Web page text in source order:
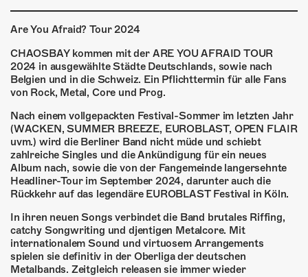
INFOS
KONTAKT
ÜBER UNS
GÖNNEREI
SHOP
MITMACHEN
Are You Afraid? Tour 2024
CHAOSBAY kommen mit der ARE YOU AFRAID TOUR
2024 in ausgewählte Städte Deutschlands, sowie nach
Belgien und in die Schweiz. Ein Pflichttermin für alle Fans
von Rock, Metal, Core und Prog.
Nach einem vollgepackten Festival-Sommer im letzten Jahr
(WACKEN, SUMMER BREEZE, EUROBLAST, OPEN FLAIR
uvm.) wird die Berliner Band nicht müde und schiebt
zahlreiche Singles und die Ankündigung für ein neues
Album nach, sowie die von der Fangemeinde langersehnte
Headliner-Tour im September 2024, darunter auch die
Rückkehr auf das legendäre EUROBLAST Festival in Köln.
In ihren neuen Songs verbindet die Band brutales Riffing,
catchy Songwriting und djentigen Metalcore. Mit
internationalem Sound und virtuosem Arrangements
spielen sie definitiv in der Oberliga der deutschen
Metalbands. Zeitgleich releasen sie immer wieder